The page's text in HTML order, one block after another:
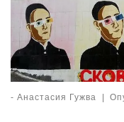
- Анастасия Гужва |